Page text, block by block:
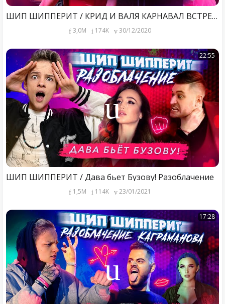
ШИП ШИППЕРИТ / КРИД И ВАЛЯ КАРНАВАЛ ВСТРЕЧАЮТСЯ!
3,0M 174K 30/12/2020
22:55
ШИП ШИППЕРИТ / Дава бьет Бузову! Разоблачение
1,5M 114K 23/01/2021
17:28